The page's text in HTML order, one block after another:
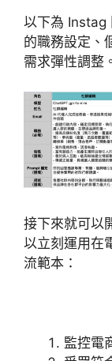
以下為 Instag
的職務設定、
需求彈性調整。
接下來就可以
以立刻運用在
流範本：
監控電